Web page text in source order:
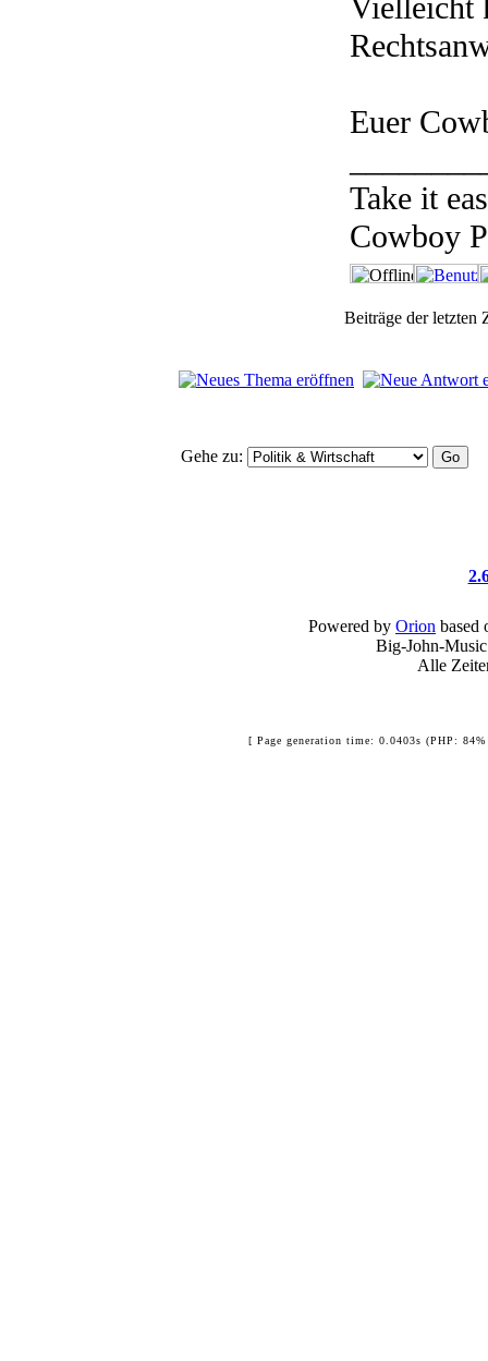
Vielleicht
Euer
Take it
Cowboy
Beiträge der letzten
Gehe zu:
Powered by Orion based
Big-John-
Alle
[ Page generation time: 0.0403s (PHP: